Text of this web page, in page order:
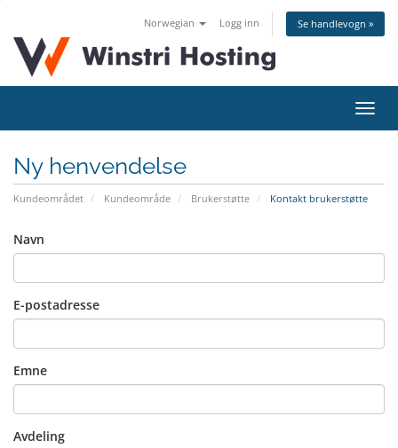
Norwegian Logg inn Se handlevogn »
Bytt
Ny henvendelse
Kundeområdet Kundeområde Brukerstøtte Kontakt brukerstøtte
Navn
E-postadresse
Emne
Avdeling